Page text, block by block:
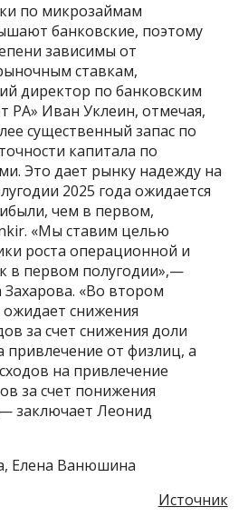
по микрозаймам
банковские, поэтому
зависимы от
ставкам,
директор по банковским
РА» Иван Уклеин, отмечая,
существенный запас по
капитала по
Это дает рынку надежду на
2025 года ожидается
чем в первом,
«Мы ставим целью
роста операционной и
в первом полугодии»,—
Захарова. «Во втором
ожидает снижения
за счет снижения доли
привлечение от физлиц, а
на привлечение
за счет понижения
заключает Леонид
Елена Ванюшина
Источник